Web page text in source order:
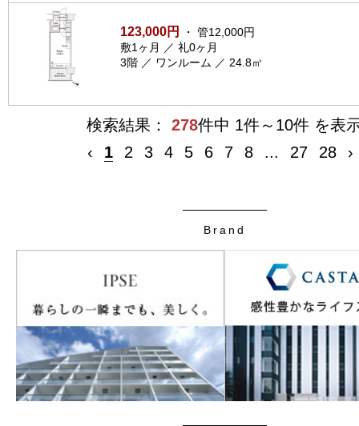
123,000円
・ 管12,000円
敷1ヶ月 ／ 礼0ヶ月
3階 ／ ワンルーム ／ 24.8㎡
検索結果： 278件中 1件～10件 を表
‹
1 2 3 4 5 6 7 8 ... 27 28 ›
Brand